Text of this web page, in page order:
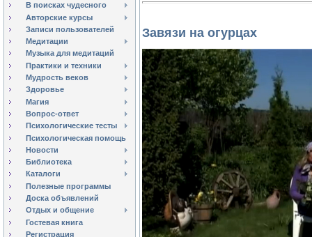
В поисках чудесного
Авторские курсы
Записи пользователей
Медитации
Музыка для медитаций
Практики и техники
Мудрость веков
Здоровье
Магия
Вопрос-ответ
Психологические тесты
Психологическая помощь
Новости
Библиотека
Каталоги
Полезные программы
Доска объявлений
Отдых и общение
Гостевая книга
Регистрация
Завязи на огурцах